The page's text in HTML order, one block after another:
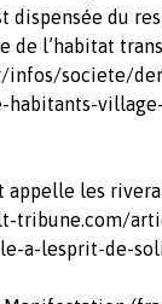
dispensée du
de l’habitat
infos/societe/
habitants-
appelle les
tribune.com/
a-lesprit-de-